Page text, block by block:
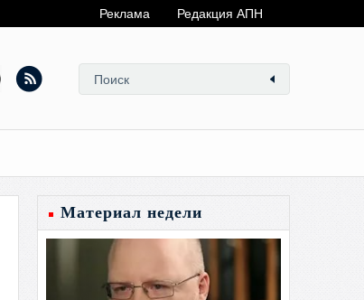
Реклама Редакция АПН
Материал недели